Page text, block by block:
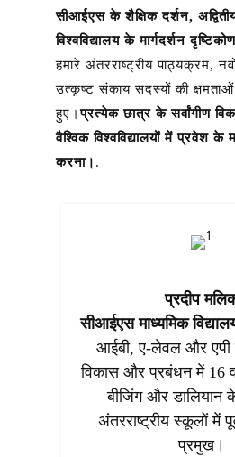
सीआईएस के शैक्षिक दर्शन,
विश्वविद्यालय के मार्गदर्शन
हमारे अंतरराष्ट्रीय पाठ्यक्रम,
उत्कृष्ट संकाय सदस्यों की
हुए।प्रत्येक छात्र के सर्वांगीण
वैश्विक विश्वविद्यालयों में प्रवेश के
करना। .
प्रदीप
सीआईएस माध्यमिक
आईबी, ए-लेवल और एपी
विकास और प्रबंधन में 16
बीजिंग और डालियान
अंतरराष्ट्रीय स्कूलों में
प्रमुख।